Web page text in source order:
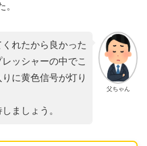
。
父ちゃん
れたから良かった
ッシャーの中でこ
に黄色信号が灯り
ましょう。